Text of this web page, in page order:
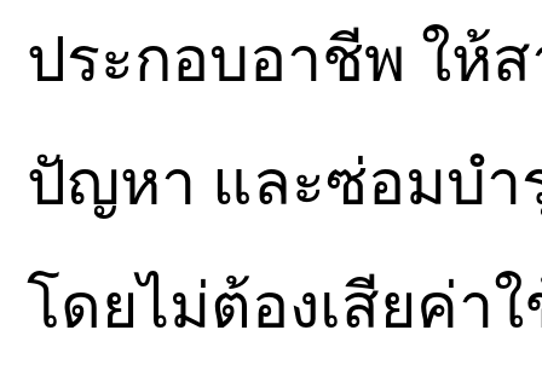
ประกอบอาชีพ ให้
ปัญหา และซ่อมบำ
โดยไม่ต้องเสียค่า